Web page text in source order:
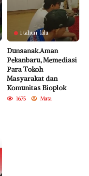
1 tahun lalu
Dunsanak.Aman
Pekanbaru, Memediasi
Para Tokoh
Masyarakat dan
Komunitas Bioplok
1675 Mata